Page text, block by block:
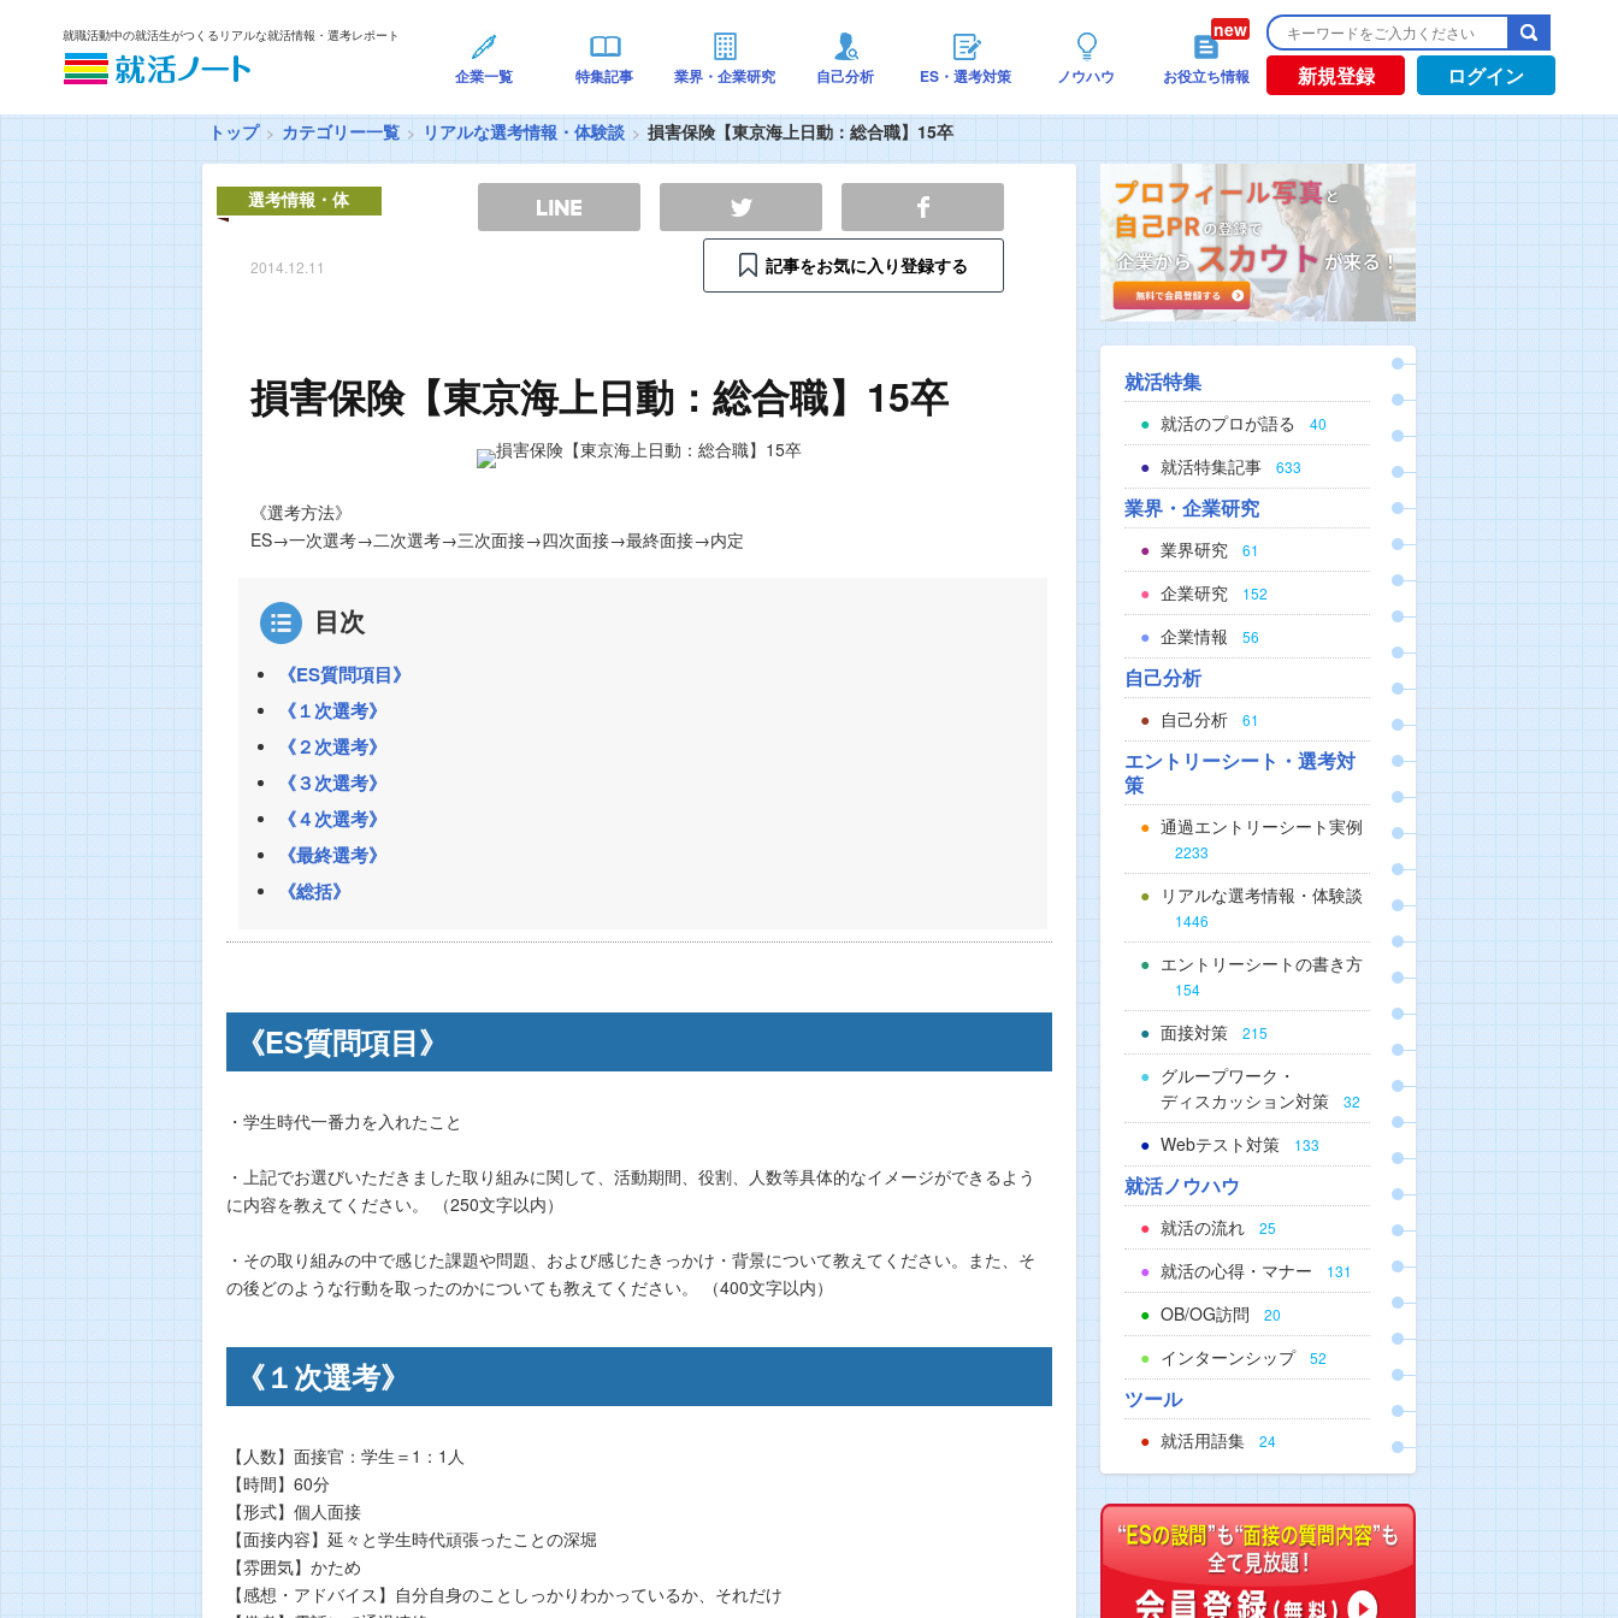
就職活動中の就活生がつくるリアルな就活情報・選考レポート
企業一覧 特集記事 業界・企業研究 自己分析 ES・選考対策 ノウハウ お役立ち情報 新規登録 ログイン
トップ カテゴリー一覧 リアルな選考情報・体験談 損害保険【東京海上日動：総合職】15卒
選考情報・体
2014.12.11 記事をお気に入り登録する
損害保険【東京海上日動：総合職】15卒
《選考方法》
ES→一次選考→二次選考→三次面接→四次面接→最終面接→内定
目次
《ES質問項目》
《１次選考》
《２次選考》
《３次選考》
《４次選考》
《最終選考》
《総括》
《ES質問項目》
・学生時代一番力を入れたこと
・上記でお選びいただきました取り組みに関して、活動期間、役割、人数等具体的なイメージができるよう
に内容を教えてください。 （250文字以内）
・その取り組みの中で感じた課題や問題、および感じたきっかけ・背景について教えてください。また、そ
の後どのような行動を取ったのかについても教えてください。 （400文字以内）
《１次選考》
【人数】面接官：学生＝1：1人
【時間】60分
【形式】個人面接
【面接内容】延々と学生時代頑張ったことの深堀
【雰囲気】かため
【感想・アドバイス】自分自身のことしっかりわかっているか、それだけ
就活特集
就活のプロが語る 40
就活特集記事 633
業界・企業研究
業界研究 61
企業研究 152
企業情報 56
自己分析
自己分析 61
エントリーシート・選考対
策
通過エントリーシート実例
2233
リアルな選考情報・体験談
1446
エントリーシートの書き方
154
面接対策 215
グループワーク・
ディスカッション対策
32
Webテスト対策 133
就活ノウハウ
就活の流れ 25
就活の心得・マナー 131
OB/OG訪問 20
インターンシップ 52
ツール
就活用語集 24